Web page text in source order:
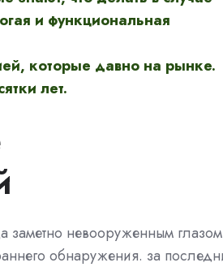
и функциональная
которые давно на рынке.
лет.
заметно невооруженным
обнаружения. за